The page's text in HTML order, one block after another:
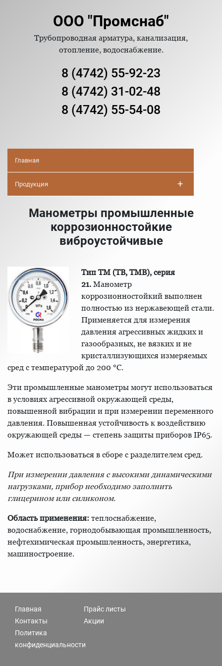
ООО "Промснаб"
Трубопроводная арматура, канализация,
отопление, водоснабжение.
8 (4742) 55-92-23
8 (4742) 31-02-48
8 (4742) 55-54-08
Главная
Продукция +
Манометры промышленные
коррозионностойкие
виброустойчивые
Тип ТМ (ТВ, ТМВ), серия
21. Манометр
коррозионностойкий выполнен
полностью из нержавеющей стали.
Применяется для измерения
давления агрессивных жидких и
газообразных, не вязких и не
кристаллизующихся измеряемых
сред с температурой до 200 °C.
Эти промышленные манометры могут использоваться
в условиях агрессивной окружающей среды,
повышенной вибрации и при измерении переменного
давления. Повышенная устойчивость к воздействию
окружающей среды — степень защиты приборов IP65.
Может использоваться в сборе с разделителем сред.
При измерении давления с высокими динамическими
нагрузками, прибор необходимо заполнить
глицерином или силиконом.
Область применения: теплоснабжение,
водоснабжение, горнодобывающая промышленность,
нефтехимическая промышленность, энергетика,
машиностроение.
Главная
Контакты
Политика
конфиденциальности
Прайс листы
Акции